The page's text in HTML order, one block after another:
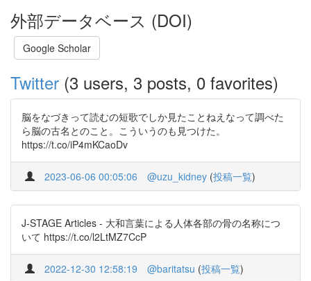
外部データベース (DOI)
Google Scholar
Twitter (3 users, 3 posts, 0 favorites)
脳をなづきって読むの短歌でしか見たことねえなって調べた
ら脳の古名とのこと。こういうのも見つけた。
https://t.co/iP4mKCaoDv
2023-06-06 00:05:06 @uzu_kidney (投稿一覧)
J-STAGE Articles - 大和言葉による人体各部の骨の名称につ
いて https://t.co/l2LtMZ7CcP
2022-12-30 12:58:19 @baritatsu (投稿一覧)